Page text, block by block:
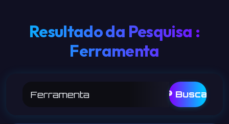
Resultado da Pesquisa :
Ferramenta
🔎 Buscar